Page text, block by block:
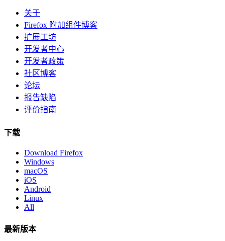
关于
Firefox 附加组件博客
扩展工坊
开发者中心
开发者政策
社区博客
论坛
报告缺陷
评价指南
下载
Download Firefox
Windows
macOS
iOS
Android
Linux
All
最新版本